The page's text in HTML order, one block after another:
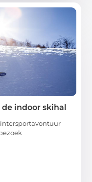
indoor skihal